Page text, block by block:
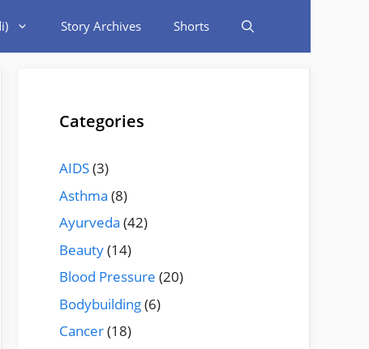
Story Archives Shorts
Categories
AIDS(3)
Asthma (8)
Ayurveda (42)
Beauty(14)
Blood Pressure (20)
Bodybuilding(6)
Cancer(18)